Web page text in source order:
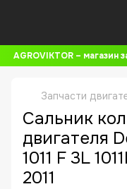
AGROVIKTOR – магазин
Запчасти
Сальник
двигателя
1011 F 3L
2011